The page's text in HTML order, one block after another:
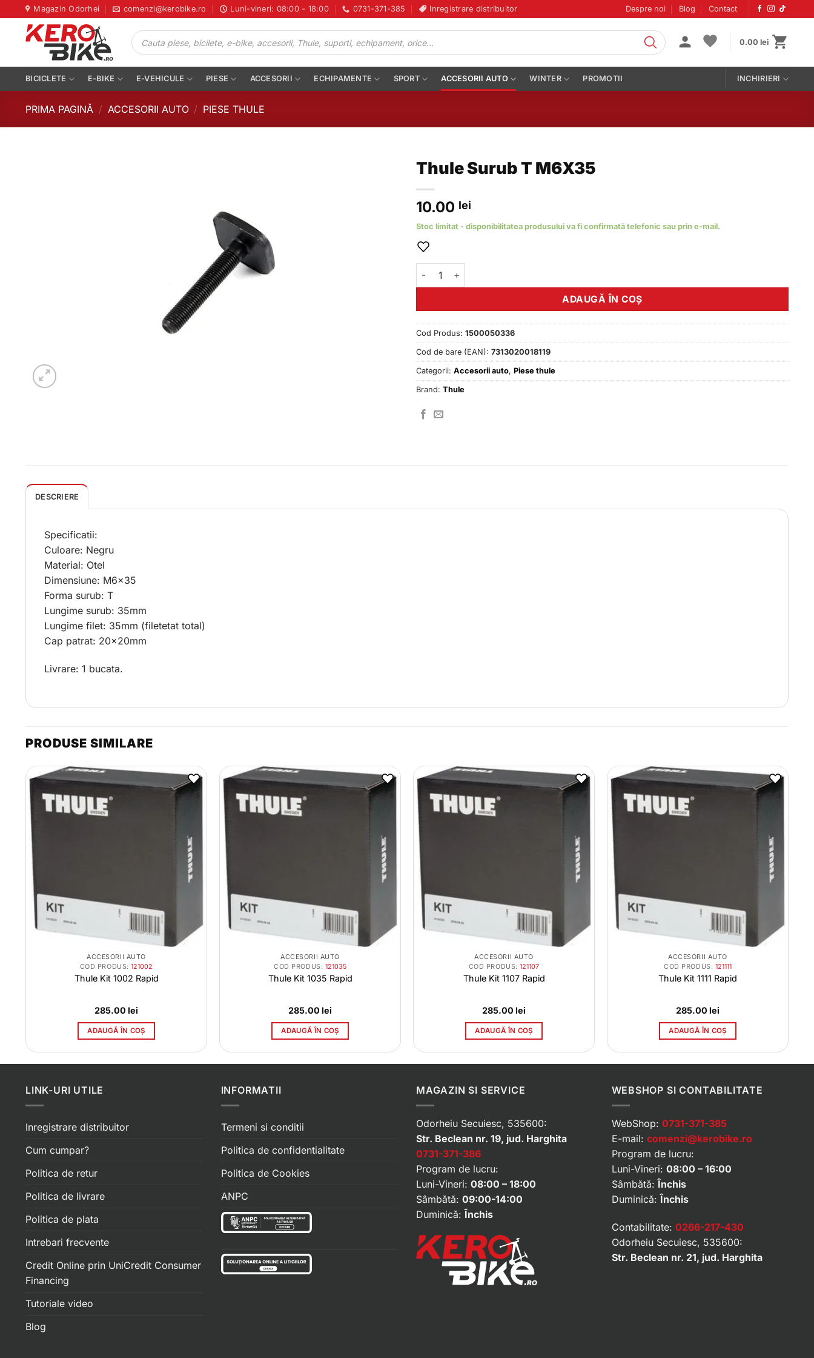
to
content
Magazin Odorhei comenzi@kerobike.ro Luni-vineri: 08:00 - 18:00 0731-371-385 Inregistrare distribuitor Despre noi Blog Contact
Products
search
0.00 lei
BICICLETE E-BIKE E-VEHICULE PIESE ACCESORII ECHIPAMENTE SPORT ACCESORII AUTO WINTER PROMOTII INCHIRIERI
PRIMA PAGINĂ / ACCESORII AUTO / PIESE THULE
Thule Surub T M6X35
10.00 lei
Stoc limitat - disponibilitatea produsului va fi confirmată telefonic sau prin e-mail.
Cantitate Thule Surub T M6X35
ADAUGĂ ÎN COȘ
Cod Produs: 1500050336
Cod de bare (EAN): 7313020018119
Categorii: Accesorii auto, Piese thule
Brand: Thule
DESCRIERE
Specificatii:
Culoare: Negru
Material: Otel
Dimensiune: M6x35
Forma surub: T
Lungime surub: 35mm
Lungime filet: 35mm (filetetat total)
Cap patrat: 20x20mm
Livrare: 1 bucata.
PRODUSE SIMILARE
ACCESORII AUTO
COD PRODUS:121002
Thule Kit 1002 Rapid
285.00 lei
ADAUGĂ ÎN COȘ
ACCESORII AUTO
COD PRODUS: 121035
Thule Kit 1035 Rapid
285.00 lei
ADAUGĂ ÎN COȘ
ACCESORII AUTO
COD PRODUS:121107
Thule Kit 1107 Rapid
285.00 lei
ADAUGĂ ÎN COȘ
ACCESORII AUTO
COD PRODUS: 121111
Thule Kit 1111 Rapid
285.00 lei
ADAUGĂ ÎN COȘ
LINK-URI UTILE
Inregistrare distribuitor
Cum cumpar?
Politica de retur
Politica de livrare
Politica de plata
Intrebari frecvente
Credit Online prin UniCredit Consumer
Financing
Tutoriale video
Blog
INFORMATII
Termeni si conditii
Politica de confidentialitate
Politica de Cookies
ANPC
MAGAZIN SI SERVICE
Odorheiu Secuiesc, 535600:
Str. Beclean nr. 19, jud. Harghita
0731-371-386
Program de lucru:
Luni-Vineri: 08:00 – 18:00
Sâmbătă: 09:00-14:00
Duminică: Închis
WEBSHOP SI CONTABILITATE
WebShop: 0731-371-385
E-mail: comenzi@kerobike.ro
Program de lucru:
Luni-Vineri: 08:00 – 16:00
Sâmbătă: Închis
Duminică: Închis
Contabilitate: 0266-217-430
Odorheiu Secuiesc, 535600:
Str. Beclean nr. 21, jud. Harghita